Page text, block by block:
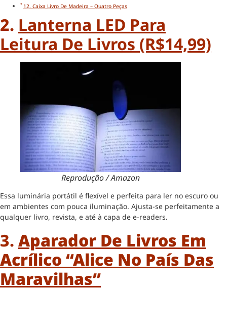
12. Caixa Livro De Madeira – Quatro Peças
2. Lanterna LED Para
Leitura De Livros (R$14,99)
Reprodução / Amazon
Essa luminária portátil é flexível e perfeita para ler no escuro ou
em ambientes com pouca iluminação. Ajusta-se perfeitamente a
qualquer livro, revista, e até à capa de e-readers.
3. Aparador De Livros Em
Acrílico “Alice No País Das
Maravilhas”